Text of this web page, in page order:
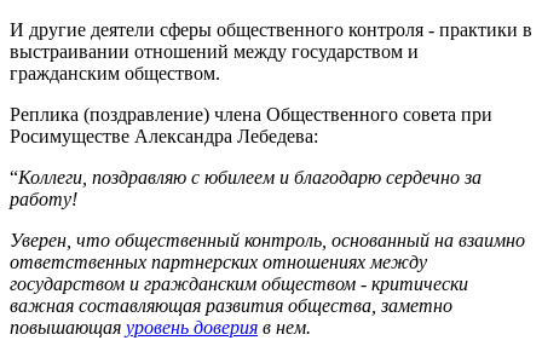
И другие деятели сферы общественного контроля - практики в
выстраивании отношений между государством и
гражданским обществом.
Реплика (поздравление) члена Общественного совета при
Росимуществе Александра Лебедева:
“Коллеги, поздравляю с юбилеем и благодарю сердечно за
работу!
Уверен, что общественный контроль, основанный на взаимно
ответственных партнерских отношениях между
государством и гражданским обществом - критически
важная составляющая развития общества, заметно
повышающая уровень доверия в нем.